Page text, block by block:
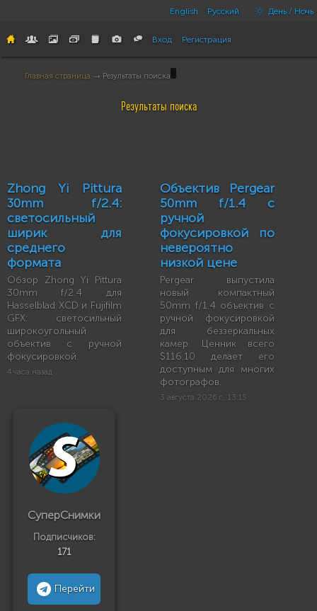
English Русский День / Ночь
Вход Регистрация
Главная страница → Результаты поиска
Результаты поиска
Zhong Yi Pittura
30mm f/2.4:
светосильный
ширик для
среднего
формата
Обзор Zhong Yi Pittura
30mm f/2.4 для
Hasselblad XCD и Fujifilm
GFX: светосильный
широкоугольный
объектив с ручной
фокусировкой.
4 часа назад
СуперСнимки
Подписчиков:
171
Перейти
Объектив Pergear
50mm f/1.4 с
ручной
фокусировкой по
невероятно
низкой цене
Pergear выпустила
новый компактный
50mm f/1.4 объектив с
ручной фокусировкой
для беззеркальных
камер. Ценник всего
$116.10 делает его
доступным для многих
фотографов.
3 августа 2026 г., 13:15